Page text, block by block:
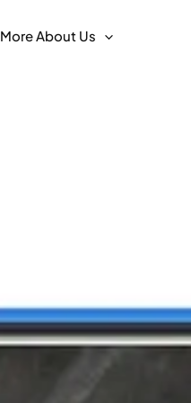
More About Us